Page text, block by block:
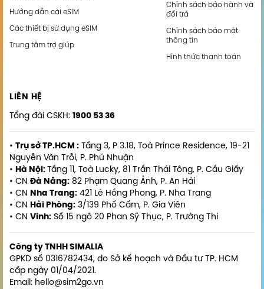
Hướng dẫn cài eSIM
Các thiết bị sử dụng eSIM
Trung tâm trợ giúp
Chính sách bảo hành và
đổi trả
Chính sách bảo mật
thông tin
Hình thức thanh toán
LIÊN HỆ
Tổng đài CSKH: 1900 53 36
• Trụ sở TP.HCM : Tầng 3, P 3.18, Toà Prince Residence, 19-21
Nguyễn Văn Trỗi, P. Phú Nhuận
• Hà Nội: Tầng 11, Toà Lucky, 81 Trần Thái Tông, P. Cầu Giấy
• CN Đà Nẵng: 82 Phạm Quang Ảnh, P. An Hải
• CN Nha Trang: 421 Lê Hồng Phong, P. Nha Trang
• CN Hải Phòng: 3/139 Phố Cấm, P. Gia Viên
• CN Vinh: Số 15 ngõ 20 Phan Sỹ Thục, P. Trường Thi
Công ty TNHH SIMALIA
GPKD số 0316782434, do Sở kế hoạch và Đầu tư TP. HCM
cấp ngày 01/04/2021.
Email: hello@sim2go.vn